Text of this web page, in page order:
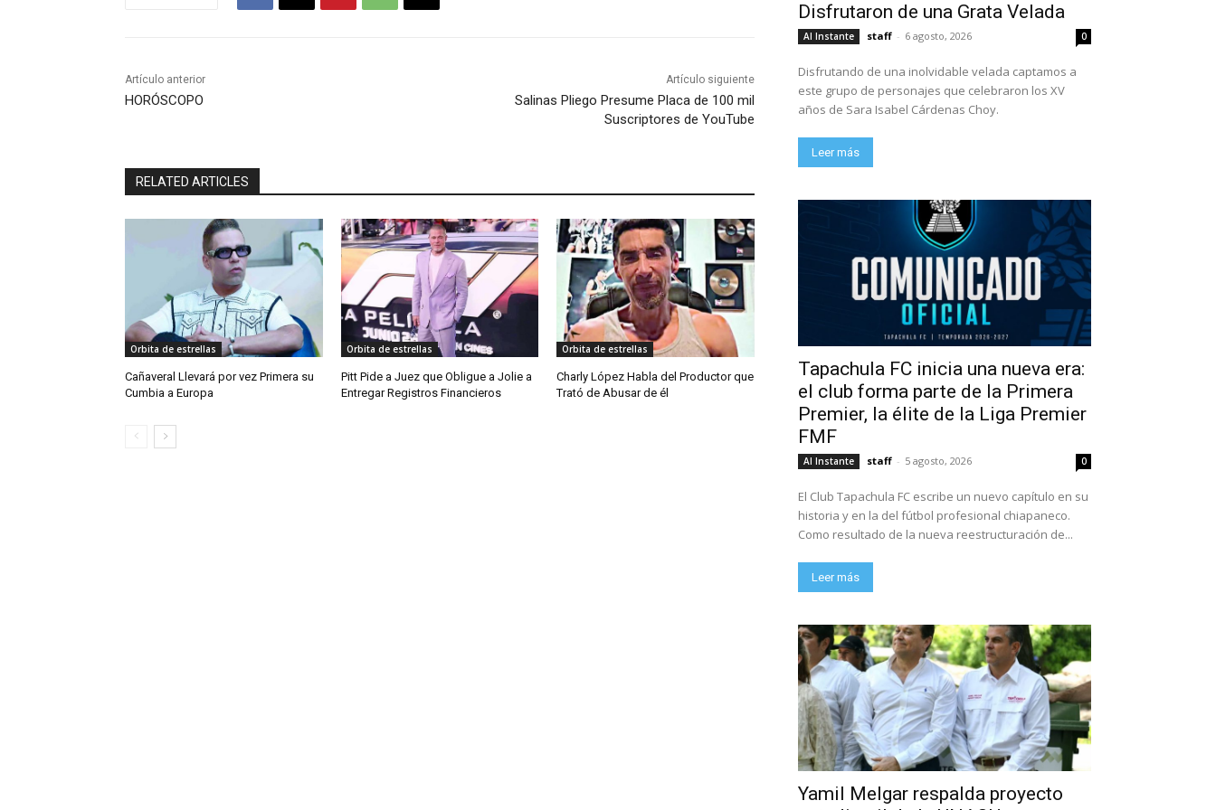
Artículo anterior
HORÓSCOPO
Artículo siguiente
Salinas Pliego Presume Placa de 100 mil
Suscriptores de YouTube
RELATED ARTICLES
Orbita de estrellas
Cañaveral Llevará por vez Primera su
Cumbia a Europa
Orbita de estrellas
Pitt Pide a Juez que Obligue a Jolie a
Entregar Registros Financieros
Orbita de estrellas
Charly López Habla del Productor que
Trató de Abusar de él
Disfrutaron de una Grata Velada
Al Instante staff - 6 agosto, 2026 0
Disfrutando de una inolvidable velada captamos a
este grupo de personajes que celebraron los XV
años de Sara Isabel Cárdenas Choy.
Leer más
Tapachula FC inicia una nueva era:
el club forma parte de la Primera
Premier, la élite de la Liga Premier
FMF
Al Instante staff - 5 agosto, 2026 0
El Club Tapachula FC escribe un nuevo capítulo en su
historia y en la del fútbol profesional chiapaneco.
Como resultado de la nueva reestructuración de...
Leer más
Yamil Melgar respalda proyecto